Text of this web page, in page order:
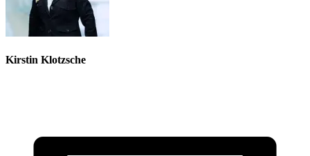
Kirstin Klotzsche